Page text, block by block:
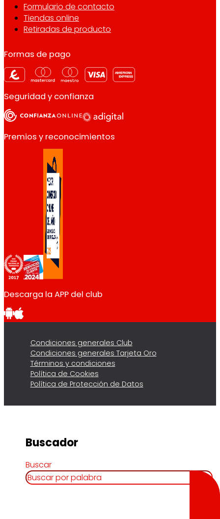
Formulario de contacto
Tiendas online
Retiradas de producto
Formas de pago
Seguridad y confianza
Premios y reconocimientos
Descarga la APP del club
Condiciones generales Club
Condiciones generales Tarjeta Oro
Términos y condiciones
Política de Cookies
Política de Protección de Datos
Buscador
Buscar